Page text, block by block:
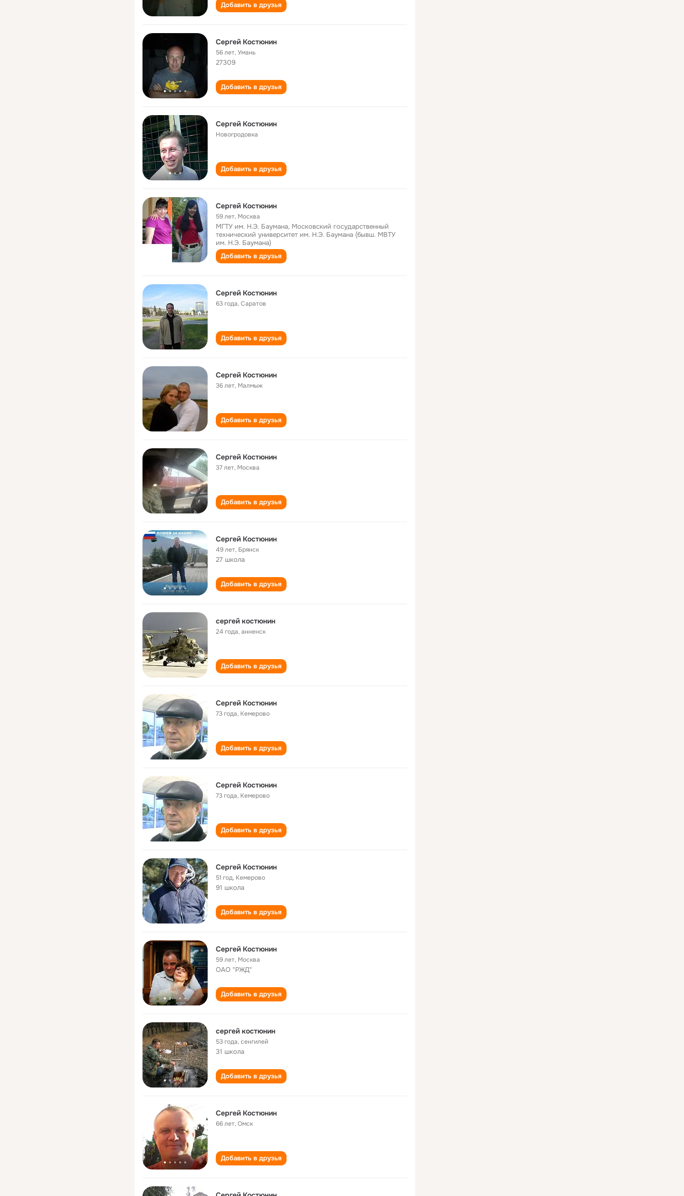
Добавить в друзья
Сергей Костюнин
56 лет,Умань
27309
Добавить в друзья
Сергей Костюнин
Новогродовка
Добавить в друзья
Сергей Костюнин
59 лет, Москва
МГТУ им. Н.Э. Баумана, Московский государственный
технический университет им. Н.Э. Баумана (бывш. МВТУ
им. Н.Э. Баумана)
Добавить в друзья
Сергей Костюнин
63 года,Саратов
Добавить в друзья
Сергей Костюнин
36 лет, Малмыж
Добавить в друзья
Сергей Костюнин
37 лет, Москва
Добавить в друзья
Сергей Костюнин
49 лет, Брянск
27 школа
Добавить в друзья
сергей костюнин
24 года,анненск
Добавить в друзья
Сергей Костюнин
73 года, Кемерово
Добавить в друзья
Сергей Костюнин
73 года, Кемерово
Добавить в друзья
Сергей Костюнин
51 год, Кемерово
91 школа
Добавить в друзья
Сергей Костюнин
59 лет, Москва
OAO "РЖД"
Добавить в друзья
сергей костюнин
53 года,сенгилей
31 школа
Добавить в друзья
Сергей Костюнин
66 лет,Омск
Добавить в друзья